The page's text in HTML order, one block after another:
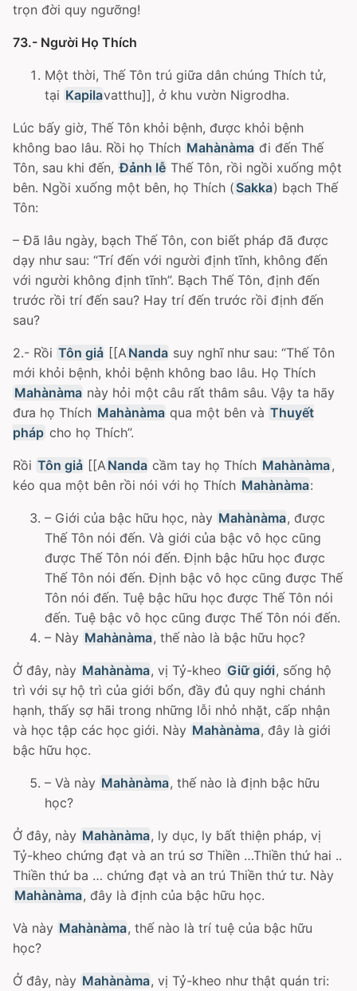
trọn đời quy ngưỡng!
73.- Người Họ Thích
Một thời, Thế Tôn trú giữa dân chúng Thích tử,
tại Kapilavatthu]], ở khu vườn Nigrodha.
Lúc bấy giờ, Thế Tôn khỏi bệnh, được khỏi bệnh
không bao lâu. Rồi họ Thích Mahànàma đi đến Thế
Tôn, sau khi đến, Đảnh lễ Thế Tôn, rồi ngồi xuống một
bên. Ngồi xuống một bên, họ Thích ( Sakka) bạch Thế
Tôn:
– Ðã lâu ngày, bạch Thế Tôn, con biết pháp đã được
dạy như sau: “Trí đến với người định tĩnh, không đến
với người không định tĩnh”. Bạch Thế Tôn, định đến
trước rồi trí đến sau? Hay trí đến trước rồi định đến
sau?
2.- Rồi Tôn giả [[A Nanda suy nghĩ như sau: “Thế Tôn
mới khỏi bệnh, khỏi bệnh không bao lâu. Họ Thích
Mahànàma này hỏi một câu rất thâm sâu. Vậy ta hãy
đưa họ Thích Mahànàma qua một bên và Thuyết
pháp cho họ Thích”.
Rồi Tôn giả [[A Nanda cầm tay họ Thích Mahànàma,
kéo qua một bên rồi nói với họ Thích Mahànàma:
– Giới của bậc hữu học, này Mahànàma, được
Thế Tôn nói đến. Và giới của bậc vô học cũng
được Thế Tôn nói đến. Ðịnh bậc hữu học được
Thế Tôn nói đến. Ðịnh bậc vô học cũng được Thế
Tôn nói đến. Tuệ bậc hữu học được Thế Tôn nói
đến. Tuệ bậc vô học cũng được Thế Tôn nói đến.
– Này Mahànàma, thế nào là bậc hữu học?
Ở đây, này Mahànàma, vị Tỷ-kheo Giữ giới, sống hộ
trì với sự hộ trì của giới bổn, đầy đủ quy nghi chánh
hạnh, thấy sợ hãi trong những lỗi nhỏ nhặt, cấp nhận
và học tập các học giới. Này Mahànàma, đây là giới
bậc hữu học.
– Và này Mahànàma, thế nào là định bậc hữu
học?
Ở đây, này Mahànàma, ly dục, ly bất thiện pháp, vị
Tỷ-kheo chứng đạt và an trú sơ Thiền …Thiền thứ hai ..
Thiền thứ ba … chứng đạt và an trú Thiền thứ tư. Này
Mahànàma, đây là định của bậc hữu học.
Và này Mahànàma, thế nào là trí tuệ của bậc hữu
học?
Ở đây, này Mahànàma, vị Tỷ-kheo như thật quán tri: